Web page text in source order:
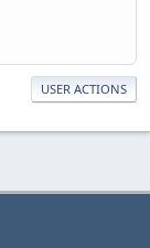
USER ACTIONS